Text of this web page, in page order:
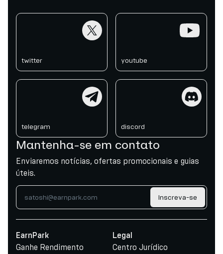
twitter youtube
telegram discord
Mantenha-se em contato
Enviaremos notícias, ofertas promocionais e guias
úteis.
Inscreva-se
EarnPark
Ganhe Rendimento
Legal
Centro Jurídico